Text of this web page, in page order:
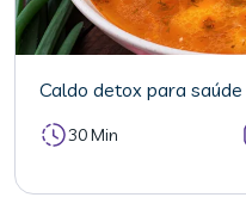
Caldo detox para
30 Min